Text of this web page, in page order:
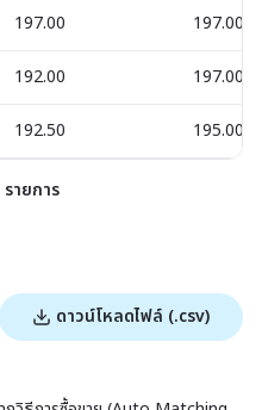
197.00 197.00
192.00 197.00
192.50 195.00
รายการ
ดาวน์โหลดไฟล์ (.csv)